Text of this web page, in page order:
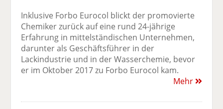
Inklusive Forbo Eurocol blickt der promovierte
Chemiker zurück auf eine rund 24-jährige
Erfahrung in mittelständischen Unternehmen,
darunter als Geschäftsführer in der
Lackindustrie und in der Wasserchemie, bevor
er im Oktober 2017 zu Forbo Eurocol kam.
Mehr